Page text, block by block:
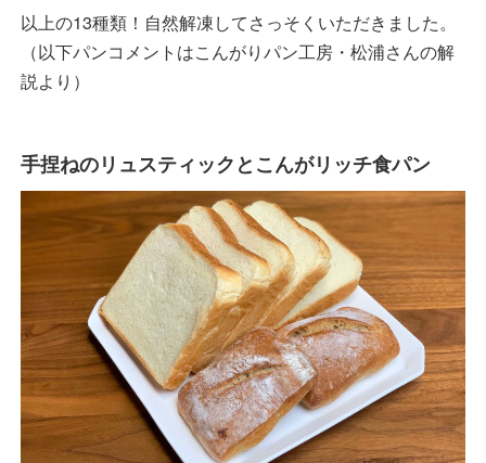
以上の13種類！自然解凍してさっそくいただきました。
（以下パンコメントはこんがりパン工房・松浦さんの解
説より）
手捏ねのリュスティックとこんがリッチ食パン